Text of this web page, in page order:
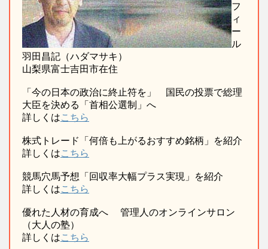
フ
ィ
ー
ル
羽田昌記（ハダマサキ）
山梨県富士吉田市在住
「今の日本の政治に終止符を」 国民の投票で総理
大臣を決める「首相公選制」へ
詳しくはこちら
株式トレード「何倍も上がるおすすめ銘柄」を紹介
詳しくはこちら
競馬穴馬予想「回収率大幅プラス実現」を紹介
詳しくはこちら
優れた人材の育成へ 管理人のオンラインサロン
（大人の塾）
詳しくはこちら